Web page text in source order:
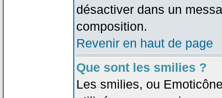
désactiver dans un
composition.
Revenir en haut de page
Que sont les smilies ?
Les smilies, ou